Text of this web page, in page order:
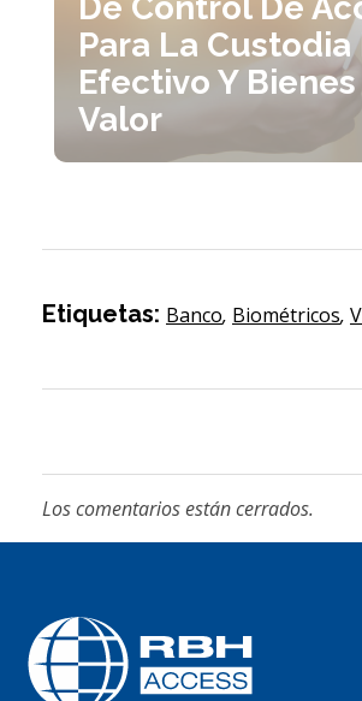
Para La Custodia
Efectivo Y Bienes
Valor
Etiquetas: Banco, Biométricos,
Los comentarios están cerrados.